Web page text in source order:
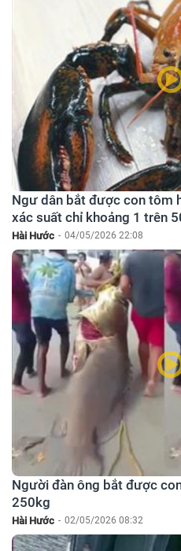
Ngư dân bắt được con tôm
xác suất chỉ khoảng 1 trên
Hài Hước - 04/05/2026 22:08
Người đàn ông bắt được
250kg
Hài Hước - 02/05/2026 08:32